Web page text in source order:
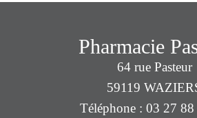
Pharmacie
64 rue Pasteur
59119
Téléphone : 03 27 88